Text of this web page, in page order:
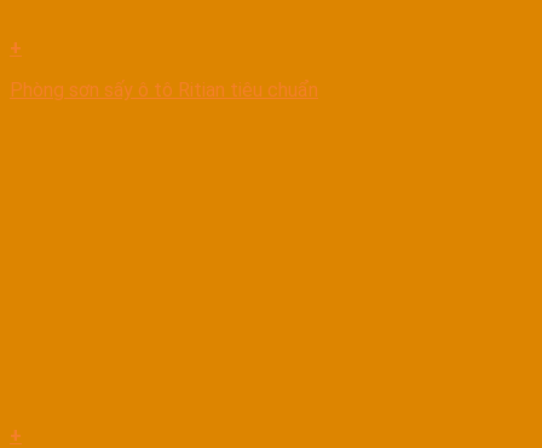
+
Phòng sơn sấy ô tô Ritian tiêu chuẩn
+